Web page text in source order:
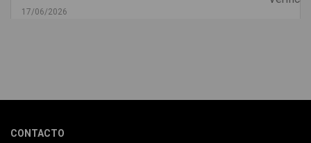
17/06/2026
la pieza llegó correcta y bien embalada, además de llegarme 2
CONTACTO